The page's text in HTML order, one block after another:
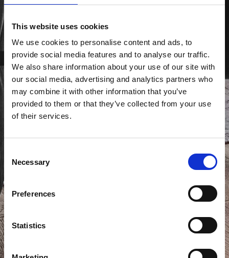
This website uses cookies
We use cookies to personalise content and ads, to
provide social media features and to analyse our traffic.
We also share information about your use of our site with
our social media, advertising and analytics partners who
may combine it with other information that you’ve
provided to them or that they’ve collected from your use
of their services.
Selection
Necessary
Preferences
Statistics